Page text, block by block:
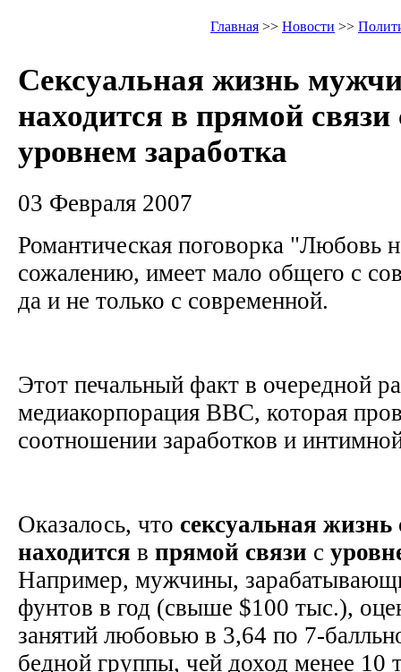
Главная >> Новости >>
Сексуальная жизнь
находится в прямой связи
уровнем заработка
03 Февраля 2007
Романтическая поговорка "Любовь
сожалению, имеет мало общего с
да и не только с современной.
Этот печальный факт в очередной
медиакорпорация BBC, которая
соотношении заработков и
Оказалось, что сексуальная жизнь
находится в прямой связи с
Например, мужчины,
фунтов в год (свыше $100 тыс.),
занятий любовью в 3,64 по 7-
бедной группы, чей доход менее 10